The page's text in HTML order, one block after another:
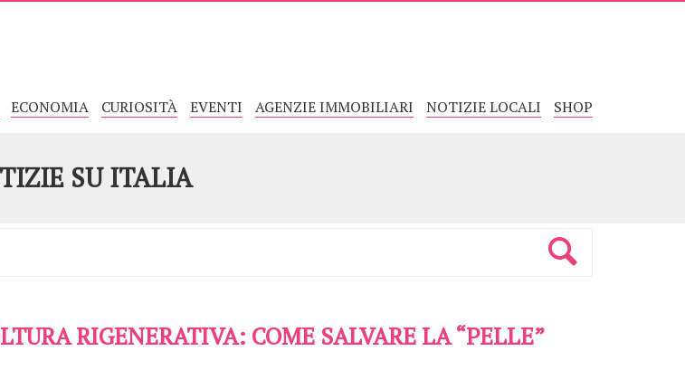
ECONOMIA CURIOSITÀ EVENTI AGENZIE IMMOBILIARI NOTIZIE LOCALI SHOP
SUITALIA
RIGENERATIVA: COME SALVARE LA “PELLE”